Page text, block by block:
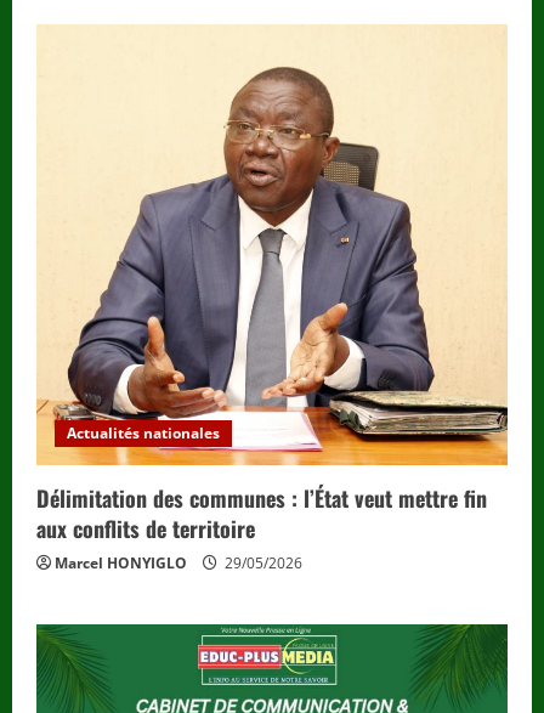
Actualités nationales
Délimitation des communes : l’État veut mettre fin
aux conflits de territoire
Marcel HONYIGLO 29/05/2026